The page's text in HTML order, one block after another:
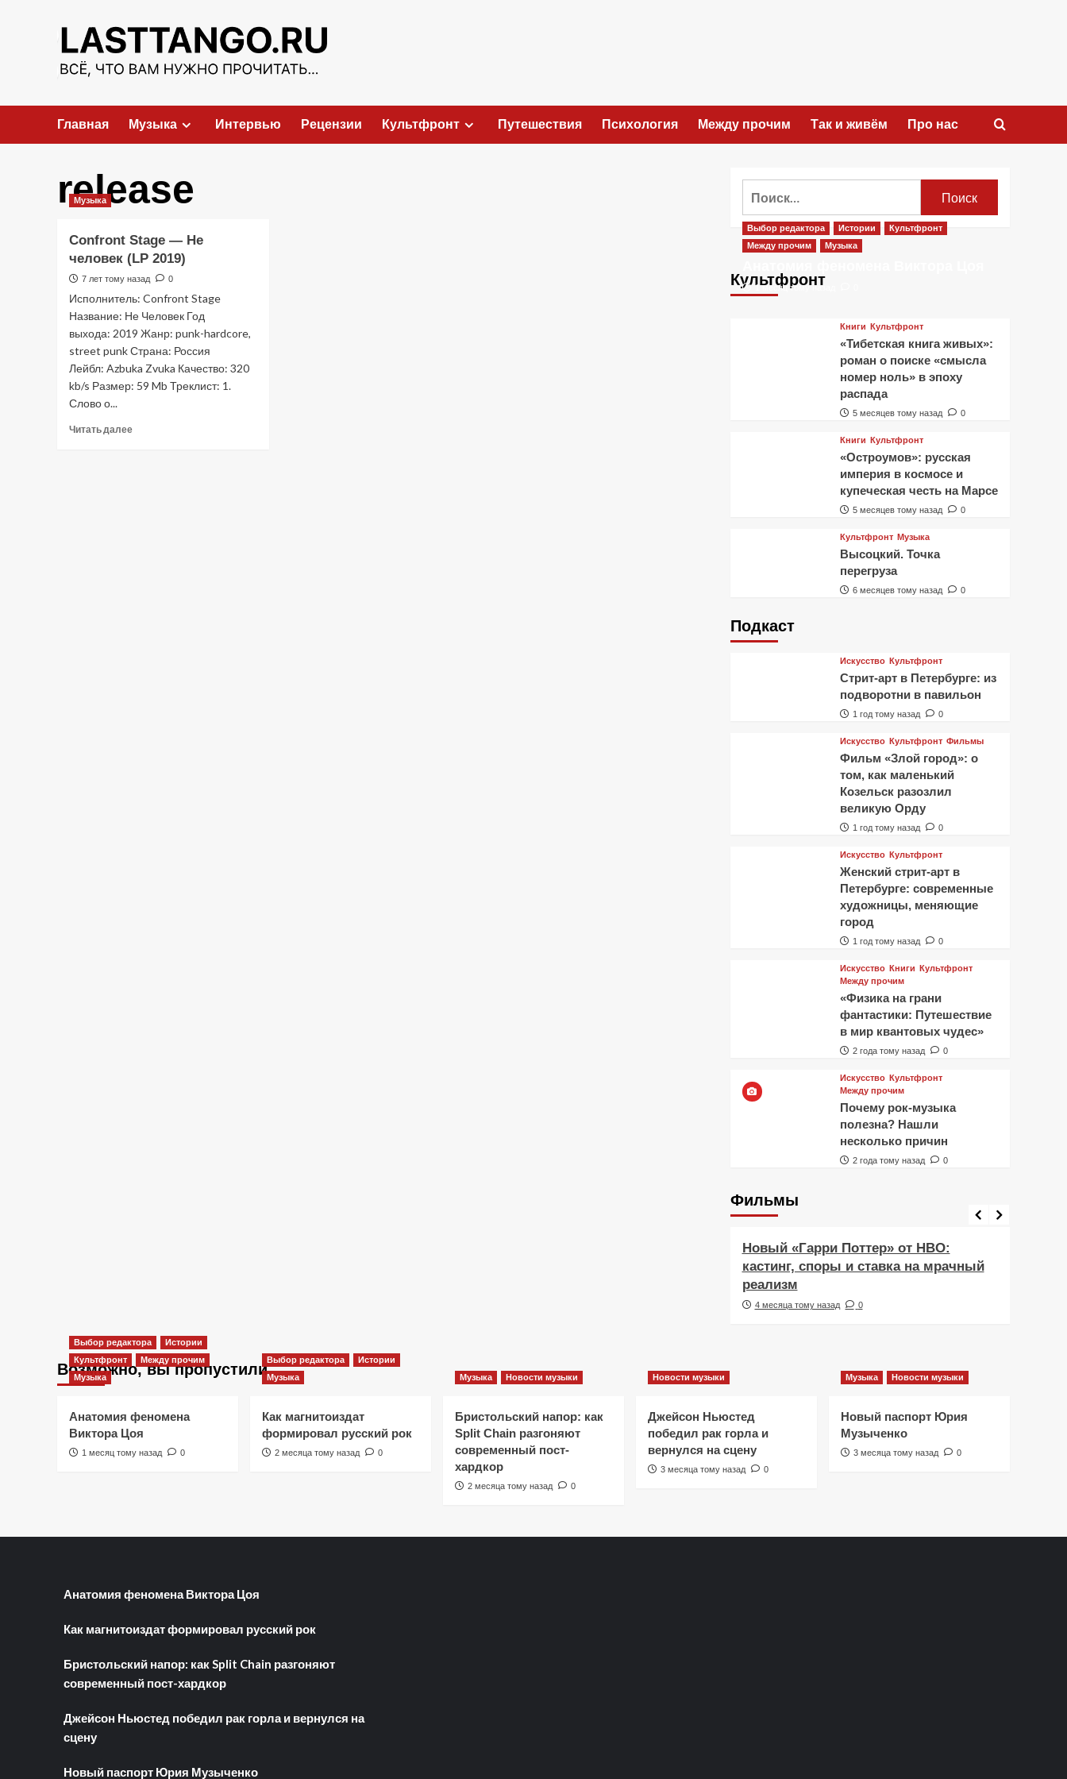
содержимому
Главная Музыка Интервью Рецензии Культфронт Путешествия Психология Между прочим Так и живём Про нас
release
Музыка
Confront Stage — Не
человек (LP 2019)
7 лет тому назад 0
Исполнитель: Confront Stage
Название: Не Человек Год
выхода: 2019 Жанр: punk-hardcore,
street punk Страна: Россия
Лейбл: Azbuka Zvuka Качество: 320
kb/s Размер: 59 Mb Треклист: 1.
Слово о...
Читать далееПрочитать
Культфронт
Выбор редактора Истории
Культфронт
Между прочим
Музыка
1 месяц тому назад
Книги Культфронт
«Тибетская книга живых»:
роман о поиске «смысла
номер ноль» в эпоху
распада
5 месяцев тому назад 0
Книги Культфронт
«Остроумов»: русская
империя в космосе и
купеческая честь на Марсе
5 месяцев тому назад 0
Культфронт Музыка
Высоцкий. Точка
перегруза
6 месяцев тому назад 0
Подкаст
Искусство Культфронт
Стрит-арт в Петербурге: из
подворотни в павильон
1 год тому назад 0
Искусство Культфронт Фильмы
Фильм «Злой город»: о
том, как маленький
Козельск разозлил
великую Орду
1 год тому назад 0
Искусство Культфронт
Женский стрит-арт в
Петербурге: современные
художницы, меняющие
город
1 год тому назад 0
Искусство Книги Культфронт
Между прочим
«Физика на грани
фантастики: Путешествие
в мир квантовых чудес»
2 года тому назад 0
Искусство Культфронт
Между прочим
Почему рок-музыка
полезна? Нашли
несколько причин
2 года тому назад 0
Фильмы
Фильмы
Новый «Гарри Поттер» от HBO:
кастинг, споры и ставка на мрачный
реализм
4 месяца тому назад 0
Возможно, вы пропустили
Выбор редактора
Истории
Культфронт
Между прочим
Музыка
Анатомия феномена
Виктора Цоя
1 месяц тому назад 0
Выбор редактора
Истории
Музыка
Как магнитоиздат
формировал русский рок
2 месяца тому назад 0
Музыка Новости музыки
Бристольский напор: как
Split Chain разгоняют
современный пост-
хардкор
2 месяца тому назад 0
Новости музыки
Джейсон Ньюстед
победил рак горла и
вернулся на сцену
3 месяца тому назад 0
Музыка Новости музыки
Новый паспорт Юрия
Музыченко
3 месяца тому назад 0
Анатомия феномена Виктора Цоя
Как магнитоиздат формировал русский рок
Бристольский напор: как Split Chain разгоняют
современный пост-хардкор
Джейсон Ньюстед победил рак горла и вернулся на
сцену
Новый паспорт Юрия Музыченко